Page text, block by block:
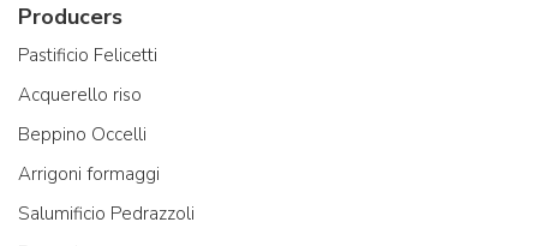
Producers
Pastificio Felicetti
Acquerello riso
Beppino Occelli
Arrigoni formaggi
Salumificio Pedrazzoli